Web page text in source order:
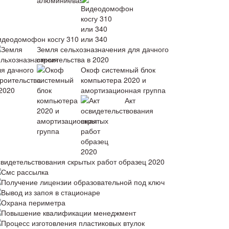
косгу 310 или 340
Земля сельхозназначения для дачного
строительства в 2020
Окоф системный блок
компьютера 2020 и
амортизационная группа
Акт
скрытых работ образец 2020
Смс рассылка
Получение лицензии образовательной под ключ
Вывод из запоя в стационаре
Охрана периметра
Повышение квалификации менеджмент
Процесс изготовления пластиковых втулок